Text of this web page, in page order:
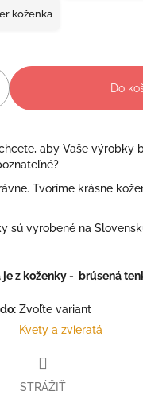
koženka
Do
aby Vaše výrobky
Tvoríme krásne
sú vyrobené na
je z koženky - brúsená
Zvoľte variant
Kvety a zvieratá
STRÁŽIŤ